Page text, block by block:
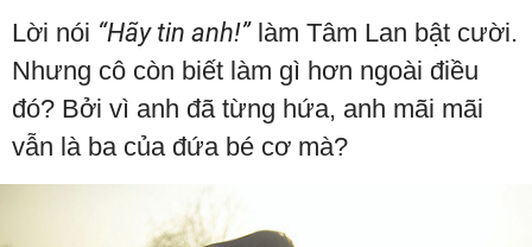
Lời nói “Hãy tin anh!”làm Tâm Lan bật cười.
Nhưng cô còn biết làm gì hơn ngoài điều
đó? Bởi vì anh đã từng hứa, anh mãi mãi
vẫn là ba của đứa bé cơ mà?